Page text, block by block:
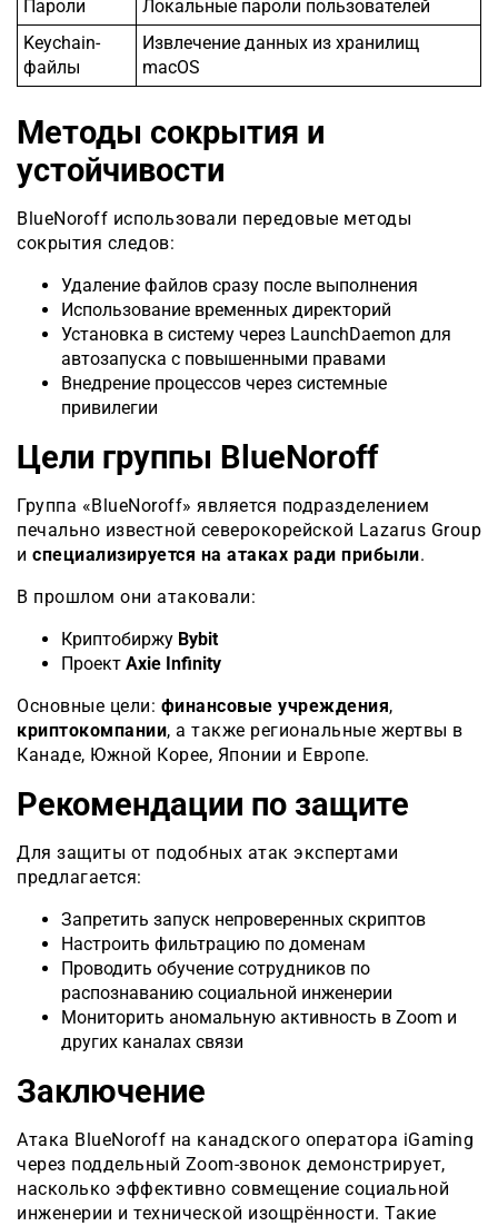
Пароли
Локальные пароли пользователей
Keychain-
файлы
Извлечение данных из хранилищ
macOS
Методы сокрытия и
устойчивости
BlueNoroff использовали передовые методы
сокрытия следов:
Удаление файлов сразу после выполнения
Использование временных директорий
Установка в систему через LaunchDaemon для
автозапуска с повышенными правами
Внедрение процессов через системные
привилегии
Цели группы BlueNoroff
Группа «BlueNoroff» является подразделением
печально известной северокорейской Lazarus Group
и специализируется на атаках ради прибыли.
В прошлом они атаковали:
Криптобиржу Bybit
Проект Axie Infinity
Основные цели: финансовые учреждения,
криптокомпании, а также региональные жертвы в
Канаде, Южной Корее, Японии и Европе.
Рекомендации по защите
Для защиты от подобных атак экспертами
предлагается:
Запретить запуск непроверенных скриптов
Настроить фильтрацию по доменам
Проводить обучение сотрудников по
распознаванию социальной инженерии
Мониторить аномальную активность в Zoom и
других каналах связи
Заключение
Атака BlueNoroff на канадского оператора iGaming
через поддельный Zoom-звонок демонстрирует,
насколько эффективно совмещение социальной
инженерии и технической изощрённости. Такие